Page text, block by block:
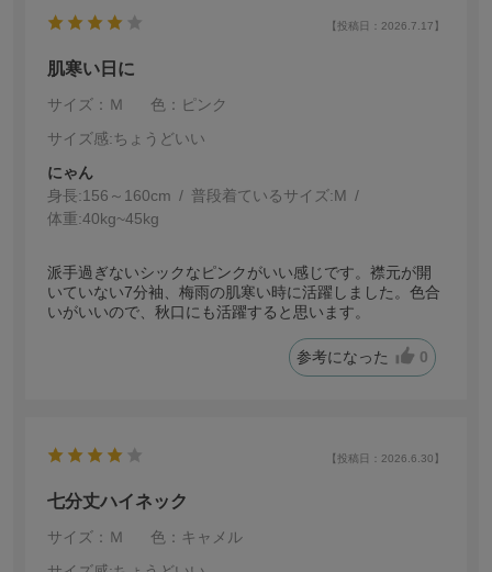
【投稿日：2026.7.17】
肌寒い日に
サイズ：Ｍ
色：ピンク
サイズ感:ちょうどいい
にゃん
身長:156～160cm 普段着ているサイズ:M
体重:40kg~45kg
派手過ぎないシックなピンクがいい感じです。襟元が開
いていない7分袖、梅雨の肌寒い時に活躍しました。色合
いがいいので、秋口にも活躍すると思います。
参考になった 0
【投稿日：2026.6.30】
七分丈ハイネック
サイズ：Ｍ
色：キャメル